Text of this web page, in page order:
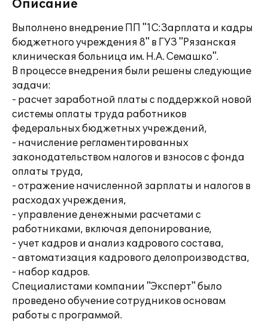
Описание
Выполнено внедрение ПП "1С:Зарплата и кадры
бюджетного учреждения 8" в ГУЗ "Рязанская
клиническая больница им. Н.А. Семашко".
В процессе внедрения были решены следующие
задачи:
- расчет заработной платы с поддержкой новой
системы оплаты труда работников
федеральных бюджетных учреждений,
- начисление регламентированных
законодательством налогов и взносов с фонда
оплаты труда,
- отражение начисленной зарплаты и налогов в
расходах учреждения,
- управление денежными расчетами с
работниками, включая депонирование,
- учет кадров и анализ кадрового состава,
- автоматизация кадрового делопроизводства,
- набор кадров.
Специалистами компании "Эксперт" было
проведено обучение сотрудников основам
работы с программой.